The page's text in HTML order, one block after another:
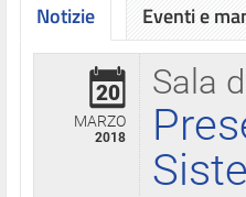
Notizie
Sala
20
MARZO
2018
Eventi e